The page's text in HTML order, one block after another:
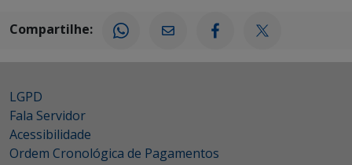
Compartilhe:
LGPD
Fala Servidor
Acessibilidade
Ordem Cronológica de Pagamentos